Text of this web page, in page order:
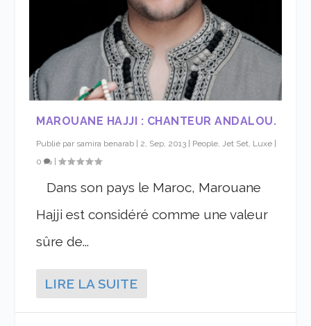
MAROUANE HAJJI : CHANTEUR ANDALOU.
Publié par samira benarab 2, Sep, 2013 People, Jet Set, Luxe
0
|
Dans son pays le Maroc, Marouane
Hajji est considéré comme une valeur
sûre de...
LIRE LA SUITE